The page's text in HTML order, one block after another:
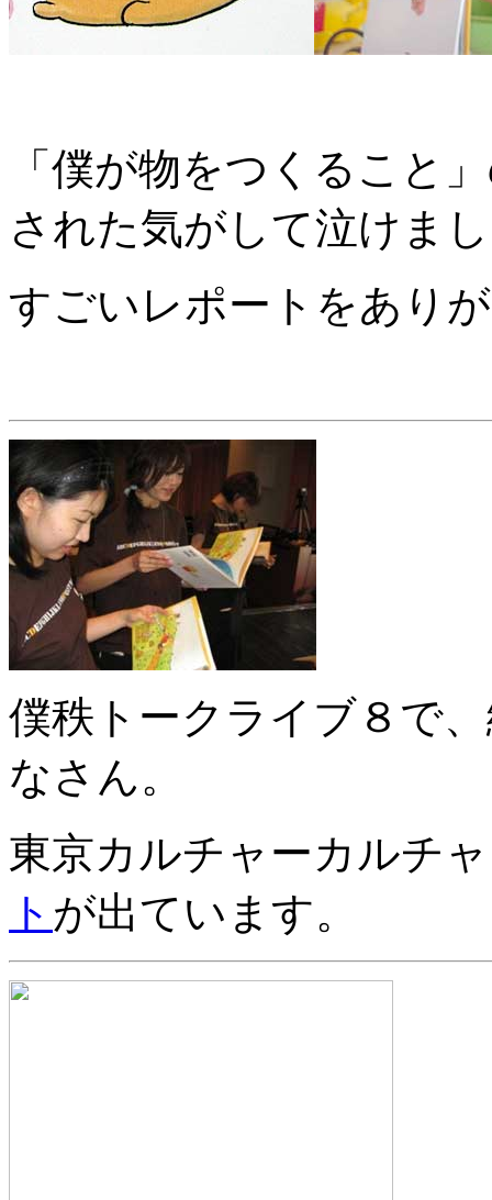
「僕が物をつくること
された気がして泣けま
すごいレポートをあり
僕秩トークライブ８で
なさん。
東京カルチャーカルチ
ト が出ています。